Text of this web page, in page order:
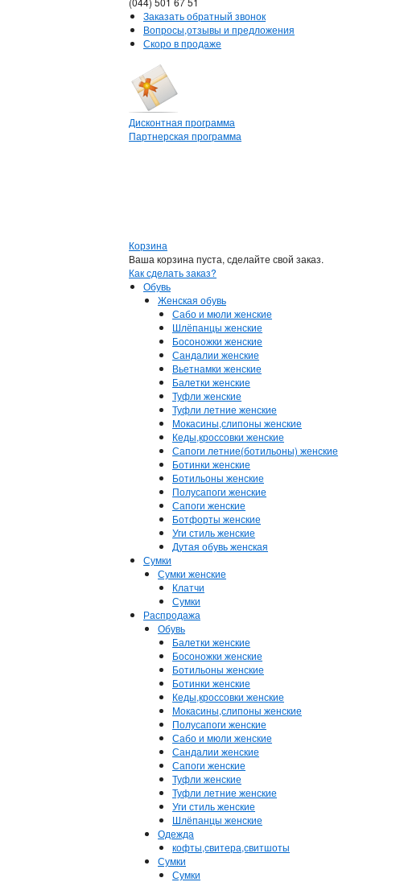
Заказать обратный звонок
Вопросы,отзывы и предложения
Скоро в продаже
Дисконтная программа
Партнерская программа
Корзина
Ваша корзина пуста, сделайте свой заказ.
Как сделать заказ?
Обувь
Женская обувь
Сабо и мюли женские
Шлёпанцы женские
Босоножки женские
Сандалии женские
Вьетнамки женские
Балетки женские
Туфли женские
Туфли летние женские
Мокасины,слипоны женские
Кеды,кроссовки женские
Сапоги летние(ботильоны) женские
Ботинки женские
Ботильоны женские
Полусапоги женские
Сапоги женские
Ботфорты женские
Уги стиль женские
Дутая обувь женская
Сумки
Сумки женские
Клатчи
Сумки
Распродажа
Обувь
Балетки женские
Босоножки женские
Ботильоны женские
Ботинки женские
Кеды,кроссовки женские
Мокасины,слипоны женские
Полусапоги женские
Сабо и мюли женские
Сандалии женские
Сапоги женские
Туфли женские
Туфли летние женские
Уги стиль женские
Шлёпанцы женские
Одежда
кофты,свитера,свитшоты
Сумки
Сумки